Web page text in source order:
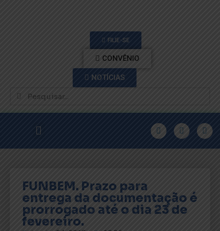
FILIE-SE
CONVÊNIO
NOTÍCIAS
FUNBEM. Prazo para
entrega da documentação é
prorrogado até o dia 23 de
fevereiro.